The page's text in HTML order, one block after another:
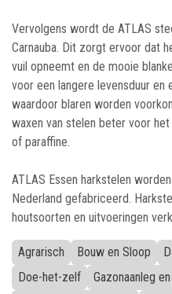
Vervolgens wordt de ATLAS
Carnauba. Dit zorgt ervoor dat
vuil opneemt en de mooie
voor een langere levensduur
waardoor blaren worden
waxen van stelen beter voor
of paraffine.
ATLAS Essen harkstelen
Nederland gefabriceerd.
houtsoorten en uitvoeringen
Agrarisch Bouw en Sloop
Doe-het-zelf
Gazonaanleg